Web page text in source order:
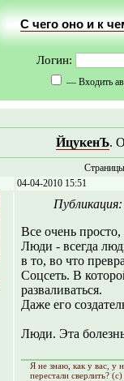
С чего оно и к
Логин:
— Входить
ЙцукенЪ.
04-04-2010 15:51
Все очень
Люди - всегда
в то, во что
Соцсеть. В
разваливаться.
Даже его
Люди. Эта
Я не знаю, как y вас, y
перестали сверлить? (с)